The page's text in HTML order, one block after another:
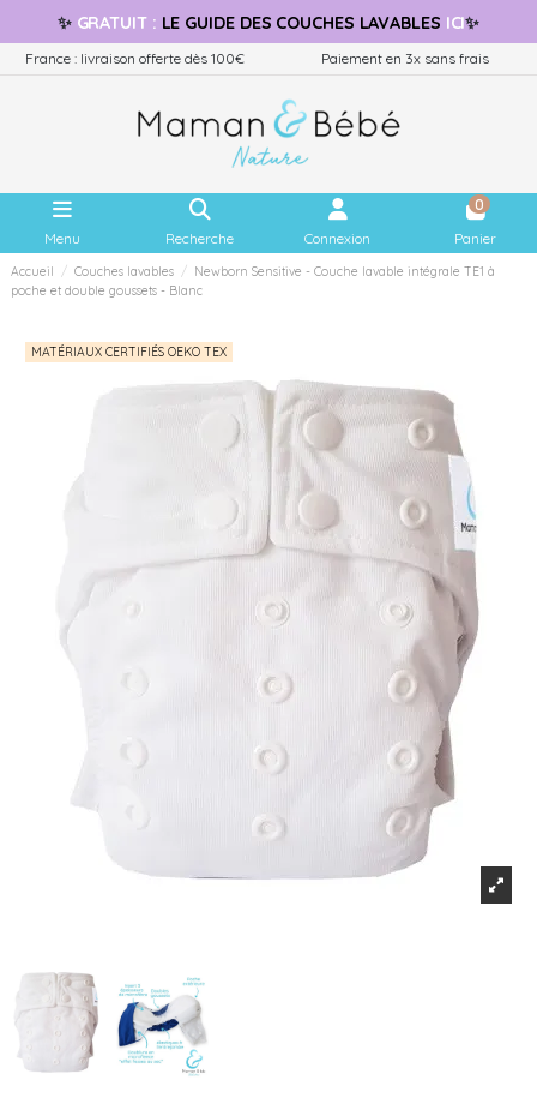
✨ GRATUIT: LE GUIDE DES COUCHES LAVABLES ICI✨
France : livraison offerte dès 100€ Paiement en 3x sans frais
Menu Recherche Connexion
0
Panier
Accueil Couches lavables
Newborn Sensitive - Couche lavable intégrale TE1 à
poche et double goussets - Blanc
MATÉRIAUX CERTIFIÉS OEKO TEX